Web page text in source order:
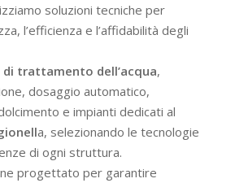
soluzioni tecniche per
l’efficienza e l’affidabilità degli
trattamento dell’acqua,
dosaggio automatico,
e impianti dedicati al
a, selezionando le tecnologie
di ogni struttura.
progettato per garantire